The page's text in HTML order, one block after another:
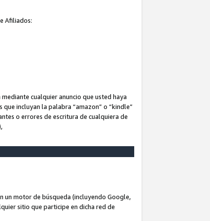
Afiliados:
cualquier anuncio que usted haya
incluyan la palabra “amazon” o “kindle”
o errores de escritura de cualquiera de
un motor de búsqueda (incluyendo Google,
sitio que participe en dicha red de